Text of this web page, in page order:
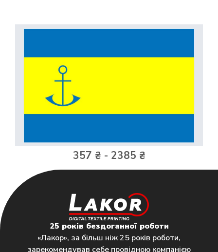
357 ₴ - 2385 ₴
25 років бездоганної роботи
«Лакор», за більш ніж 25 років роботи,
зарекомендував себе провідною компанією